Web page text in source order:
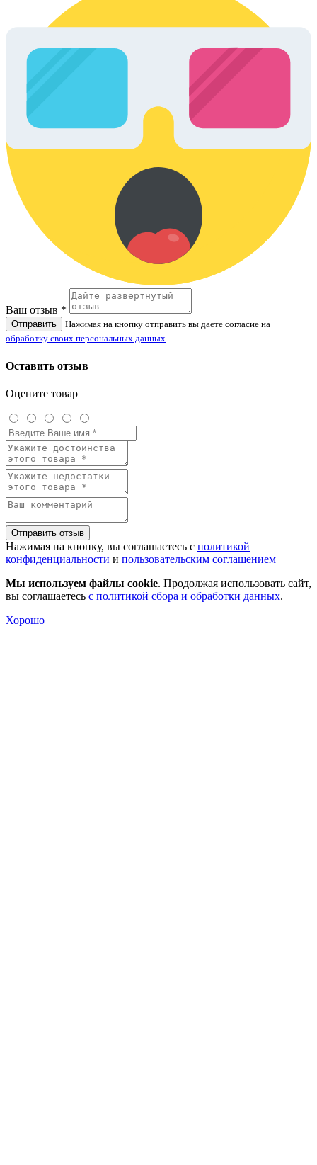
Ваш отзыв *
Отправить
Нажимая на кнопку отправить вы даете согласие на
обработку своих персональных данных
Оставить отзыв
Оцените товар
Отправить отзыв
Нажимая на кнопку, вы соглашаетесь с политикой
конфиденциальности и пользовательским соглашением
Мы используем файлы cookie. Продолжая использовать сайт,
вы соглашаетесь с политикой сбора и обработки данных.
Хорошо